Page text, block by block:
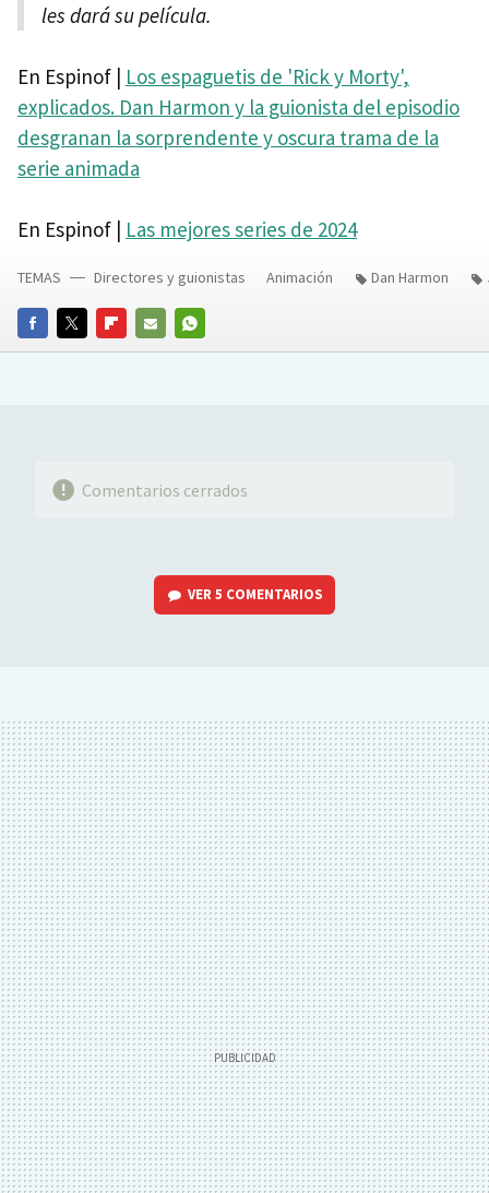
les dará su película.
En Espinof | Los espaguetis de 'Rick y Morty',
explicados. Dan Harmon y la guionista del episodio
desgranan la sorprendente y oscura trama de la
serie animada
En Espinof | Las mejores series de 2024
FACEBOOKTWITTERFLIPBOARD
E-
WHATSAPP
TEMAS Directores y guionistas Animación Dan Harmon
Comentarios cerrados
VER5 COMENTARIOS